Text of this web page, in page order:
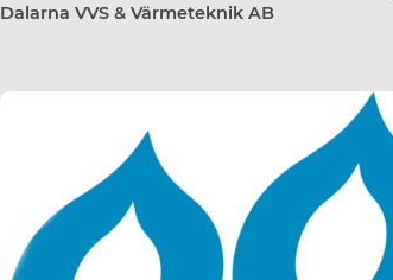
Dalarna VVS & Värmeteknik AB
Västerdalarnas VVS AB